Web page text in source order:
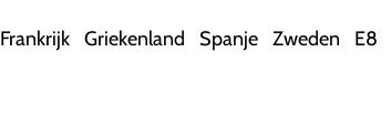
Frankrijk Griekenland Spanje Zweden E8